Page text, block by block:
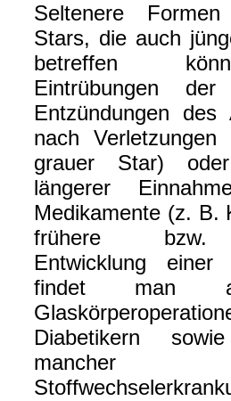
Seltenere
Stars, die auch
betreffen
Eintrübungen
Entzündungen des
nach Verletzungen
grauer Star)
längerer
Medikamente (z. B.
frühere bzw.
Entwicklung einer
findet man
Diabetikern
mancher